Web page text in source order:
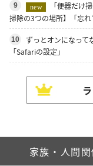
9 new
「便器だけ
掃除の3つの場所】「忘れ
10
ずっとオンになって
「Safariの設定」
家族・人間